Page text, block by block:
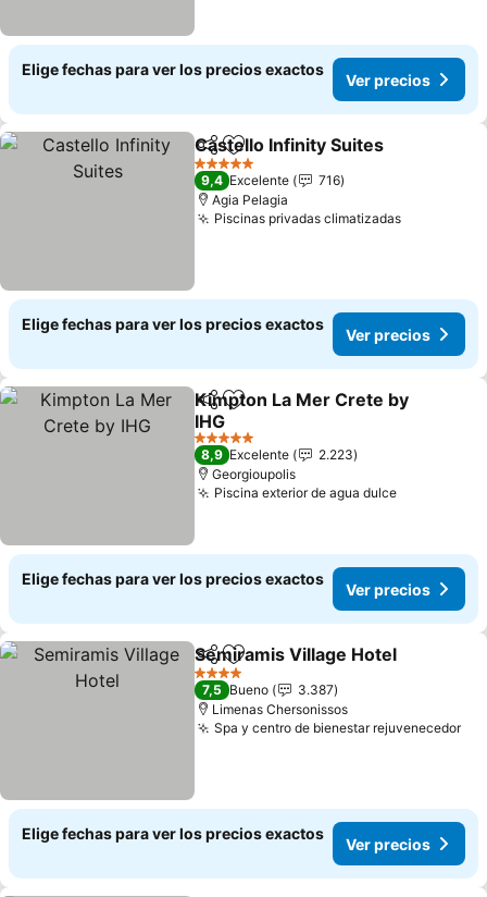
Elige fechas para ver los precios exactos
Ver precios
CompartirAgregar a favoritos
Castello Infinity Suites
5 Estrellas
9,4 Excelente
716
Agia Pelagia
Piscinas privadas climatizadas
Elige fechas para ver los precios exactos
Ver precios
CompartirAgregar a favoritos
Kimpton La Mer Crete by
IHG
5 Estrellas
8,9 Excelente
2.223
Georgioupolis
Piscina exterior de agua dulce
Elige fechas para ver los precios exactos
Ver precios
CompartirAgregar a favoritos
Semiramis Village Hotel
4 Estrellas
7,5 Bueno
3.387
Limenas Chersonissos
Spa y centro de bienestar rejuvenecedor
Elige fechas para ver los precios exactos
Ver precios